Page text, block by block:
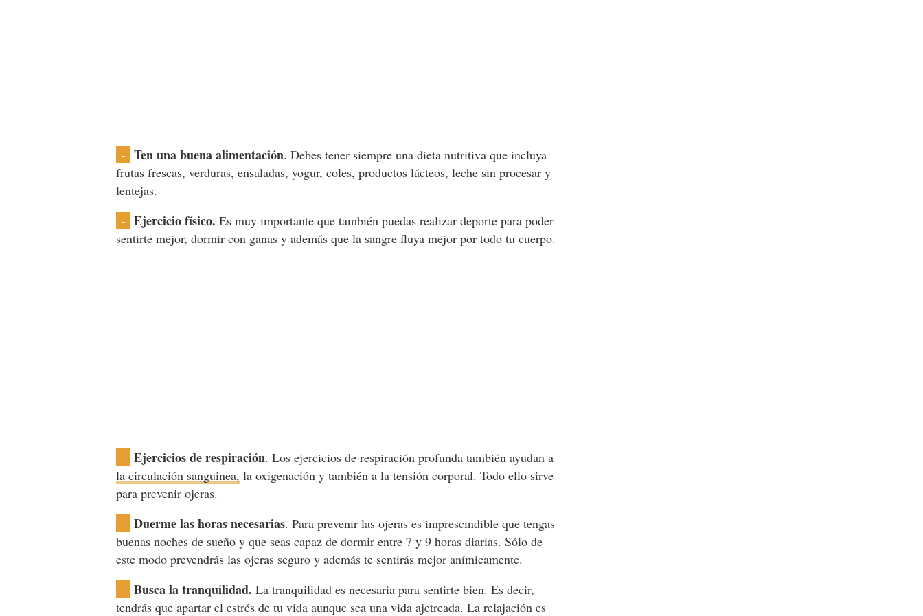
- Ten una buena alimentación. Debes tener siempre una dieta nutritiva que incluya
frutas frescas, verduras, ensaladas, yogur, coles, productos lácteos, leche sin procesar y
lentejas.
- Ejercicio físico. Es muy importante que también puedas realizar deporte para poder
sentirte mejor, dormir con ganas y además que la sangre fluya mejor por todo tu cuerpo.
- Ejercicios de respiración. Los ejercicios de respiración profunda también ayudan a
la circulación sanguinea, la oxigenación y también a la tensión corporal. Todo ello sirve
para prevenir ojeras.
- Duerme las horas necesarias. Para prevenir las ojeras es imprescindible que tengas
buenas noches de sueño y que seas capaz de dormir entre 7 y 9 horas diarias. Sólo de
este modo prevendrás las ojeras seguro y además te sentirás mejor anímicamente.
- Busca la tranquilidad. La tranquilidad es necesaria para sentirte bien. Es decir,
tendrás que apartar el estrés de tu vida aunque sea una vida ajetreada. La relajación es